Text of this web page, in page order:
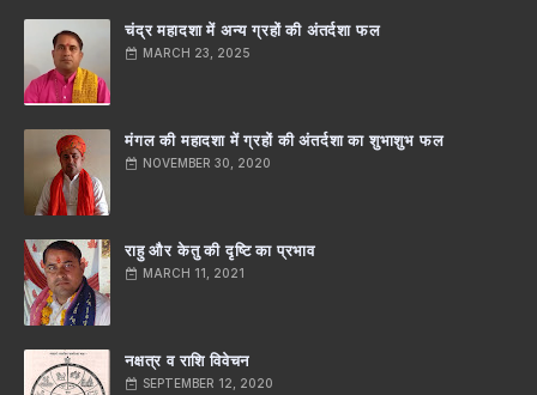
चंद्र महादशा में अन्य ग्रहों की अंतर्दशा फल
MARCH 23, 2025
मंगल की महादशा में ग्रहों की अंतर्दशा का शुभाशुभ फल
NOVEMBER 30, 2020
राहु और केतु की दृष्टि का प्रभाव
MARCH 11, 2021
नक्षत्र व राशि विवेचन
SEPTEMBER 12, 2020